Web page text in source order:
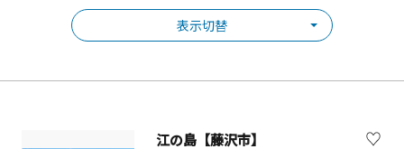
表示切替
江の島【藤沢市】